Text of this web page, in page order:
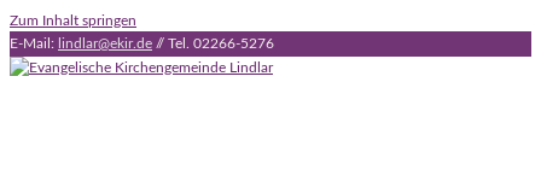
Zum Inhalt springen
E-Mail: lindlar@ekir.de // Tel. 02266-5276